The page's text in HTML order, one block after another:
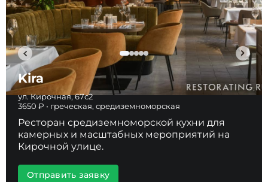
Kira
ул. Кирочная, 67с2
3650 ₽ • греческая, средиземноморская
Ресторан средиземноморской кухни для
камерных и масштабных мероприятий на
Кирочной улице.
Отправить заявку